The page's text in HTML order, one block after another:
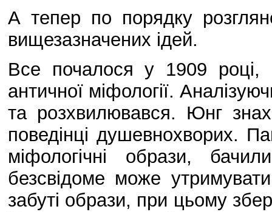
А тепер по порядку
вищезазначених ідей.
Все почалося у 1909 році,
античної міфології.
та розхвилювався. Юнг
поведінці душевнохворих.
міфологічні образи,
безсвідоме може
забуті образи, при цьому